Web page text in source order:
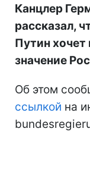
Канцлер
рассказал,
Путин хочет
значение
Об этом
ссылкой на